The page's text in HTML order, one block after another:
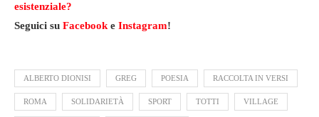
esistenziale?
Seguici su Facebook e Instagram!
ALBERTO DIONISI GREG POESIA RACCOLTA IN VERSI
ROMA SOLIDARIETÀ SPORT TOTTI VILLAGE